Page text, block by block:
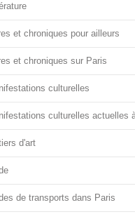
et chroniques pour ailleurs
et chroniques sur Paris
culturelles
culturelles actuelles
d'art
de transports dans Paris